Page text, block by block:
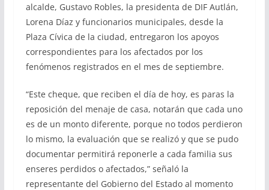
alcalde, Gustavo Robles, la presidenta de DIF Autlán,
Lorena Díaz y funcionarios municipales, desde la
Plaza Cívica de la ciudad, entregaron los apoyos
correspondientes para los afectados por los
fenómenos registrados en el mes de septiembre.
“Este cheque, que reciben el día de hoy, es paras la
reposición del menaje de casa, notarán que cada uno
es de un monto diferente, porque no todos perdieron
lo mismo, la evaluación que se realizó y que se pudo
documentar permitirá reponerle a cada familia sus
enseres perdidos o afectados,” señaló la
representante del Gobierno del Estado al momento